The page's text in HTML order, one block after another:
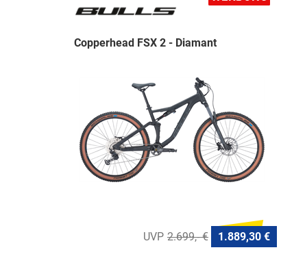
Copperhead FSX 2 - Diamant
2.699,- € 1.889,30 €